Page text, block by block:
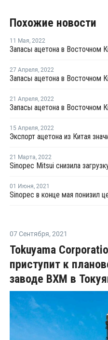
Похожие новости
11 Мая, 2022
27 Апреля, 2022
21 Апреля, 2022
15 Апреля, 2022
Экспорт ацетона из Китая
21 Марта, 2022
01 Июня, 2021
07 Сентября, 2021
Tokuyama
приступит к
заводе ВХМ в